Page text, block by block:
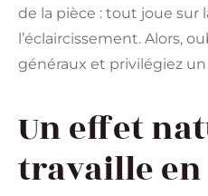
de la pièce : tout joue sur
l’éclaircissement. Alors,
généraux et privilégiez
Un effet
travaille en